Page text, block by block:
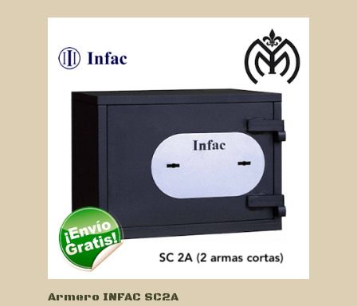
Armero INFAC SC2A